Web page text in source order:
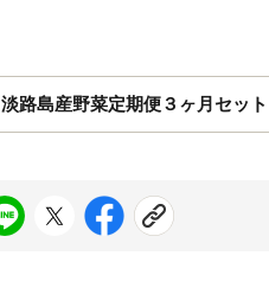
淡路島産野菜定期便３ヶ月セッ